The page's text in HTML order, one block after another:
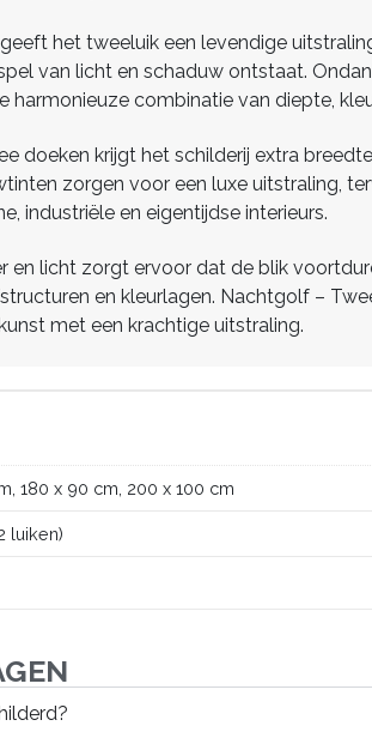
het tweeluik een levendige
van licht en schaduw ontstaat.
harmonieuze combinatie van diepte,
doeken krijgt het schilderij extra
zorgen voor een luxe uitstraling,
industriële en eigentijdse interieurs.
en licht zorgt ervoor dat de blik
en kleurlagen. Nachtgolf –
met een krachtige uitstraling.
180 x 90 cm, 200 x 100 cm
luiken)